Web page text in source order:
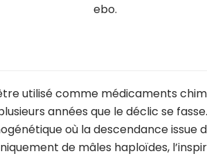
ebo.
utilisé comme médicaments
années que le déclic se
où la descendance issue
de mâles haploïdes,